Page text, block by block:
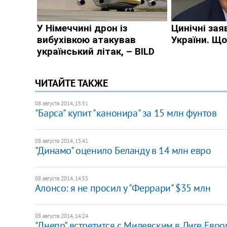
ЧИТАЙТЕ ТАКЖЕ
08 августа 2014, 15:51
"Барса" купит "канонира" за 15 млн фунтов
08 августа 2014, 15:41
"Динамо" оценило Беланду в 14 млн евро
08 августа 2014, 14:55
Алонсо: я не просил у "Феррари" $35 млн
08 августа 2014, 14:24